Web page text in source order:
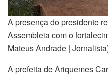
A presença do presidente
Assembleia com o
Mateus Andrade |
A prefeita de Ariquemes